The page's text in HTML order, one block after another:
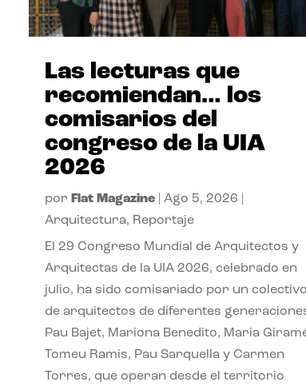
Las lecturas que
recomiendan… los
comisarios del
congreso de la UIA
2026
por Flat Magazine| Ago 5, 2026
Arquitectura, Reportaje
El 29 Congreso Mundial de Arquitectos y
Arquitectas de la UIA 2026, celebrado en
julio, ha sido comisariado por un colectivo
de arquitectos de diferentes
Pau Bajet, Mariona Benedito, Maria
Tomeu Ramis, Pau Sarquella y Carmen
Torres, que operan desde el territorio